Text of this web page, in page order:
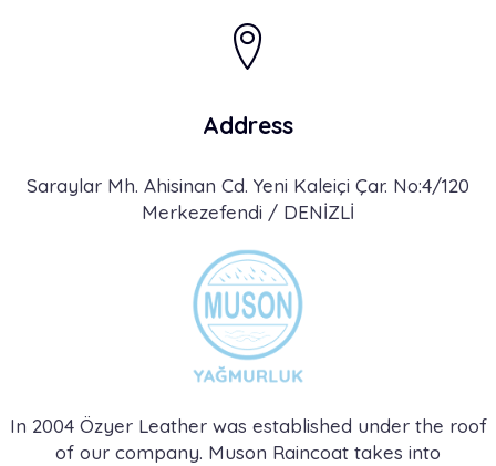
Address
Saraylar Mh. Ahisinan Cd. Yeni Kaleiçi Çar. No:4/120
Merkezefendi / DENİZLİ
In 2004 Özyer Leather was established under the roof
of our company. Muson Raincoat takes into